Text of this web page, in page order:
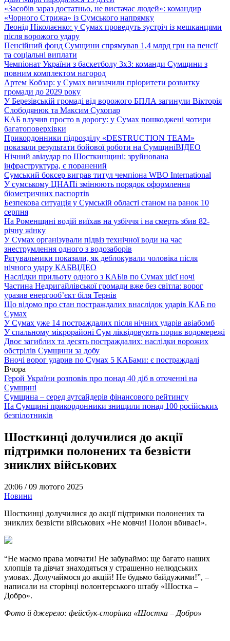
«Засобів зараз достатньо, не вистачає людей»: командир
«Чорного Стрижа» із Сумського напрямку
Леонід Ніколаєнко: у Сумах проведуть зустріч із мешканцями
після ворожого удару
Пенсійний фонд Сумщини спрямував 1,4 млрд грн на пенсії
та соціальні виплати
Чемпіонат України з баскетболу 3х3: команди Сумщини з
повним комплектом нагород
Артем Кобзар: у Сумах визначили пріоритети розвитку
громади до 2029 року
У Березівській громаді від ворожого БПЛА загинули Вікторія
Слободянюк та Максим Сухопар
КАБ влучив просто в дорогу: у Сумах пошкоджені чотири
багатоповерхівки
Прикордонники підрозділу «DESTRUCTION TEAM»
показали результати бойової роботи на СумщиніВІДЕО
Нічний авіаудар по Шосткинщині: зруйнована
інфраструктура, є поранений
Сумський боксер виграв титул чемпіона WBO International
У сумському ЦНАПі змінюють порядок оформлення
біометричних паспортів
Безпекова ситуація у Сумській області станом на ранок 10
серпня
На Роменщині водій виїхав на узбіччя і на смерть збив 82-
річну жінку
У Сумах організували підвіз технічної води на час
знеструмлення одного з водозаборів
Рятувальники показали, як деблокували чоловіка після
нічного удару КАБВІДЕО
Наслідки прильоту одного з КАБів по Сумах цієї ночі
Частина Недригайлівської громади вже без світла: ворог
уразив енергооб’єкт біля Тернів
Що відомо про стан постраждалих внаслідок ударів КАБ по
Сумах
У Сумах уже 14 постраждалих після нічних ударів авіабомб
У спальному мікрорайоні Сум ліквідовують порив водомережі
Двоє загиблих та десять постраждалих: наслідки ворожих
обстрілів Сумщини за добу
Вночі ворог ударив по Сумах 5 КАБами: є постраждалі
Вчора
Герой України розповів про понад 40 діб в оточенні на
Сумщині
Сумщина – серед аутсайдерів фінансового рейтингу
На Сумщині прикордонники знищили понад 100 російських
безпілотників
Шосткинці долучилися до акції
підтримки полонених та безвісти
зниклих військових
20:06 /09 лютого 2025
Новини
Шосткинці долучилися до акції підтримки полонених та
зниклих безвісти військових «Не мовчи! Полон вбиває!».
“Не маємо права мовчати! Не забуваймо: ще багато наших
хлопців та дівчат знаходяться у страшенно нелюдських
умовах. Долучаймося до акцій! Не будьмо байдужими!”, –
написали на сторінці волонтерського штабу «Шостка –
Добро».
Фото й джерело: фейсбук-сторінка «Шостка – Добро»